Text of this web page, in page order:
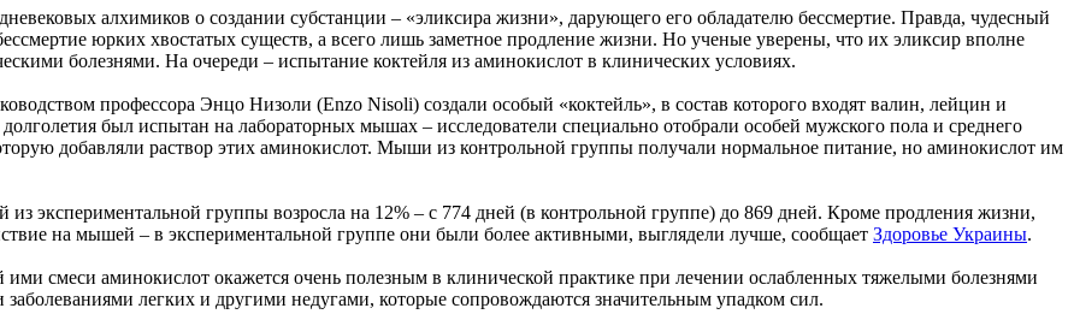
алхимиков о создании субстанции – «эликсира жизни», дарующего его обладателю бессмертие. Правда, чудесный
юрких хвостатых существ, а всего лишь заметное продление жизни. Но ученые уверены, что их эликсир вполне
болезнями. На очереди – испытание коктейля из аминокислот в клинических условиях.
профессора Энцо Низоли (Enzo Nisoli) создали особый «коктейль», в состав которого входят валин, лейцин и
был испытан на лабораторных мышах – исследователи специально отобрали особей мужского пола и среднего
добавляли раствор этих аминокислот. Мыши из контрольной группы получали нормальное питание, но аминокислот им
экспериментальной группы возросла на 12% – с 774 дней (в контрольной группе) до 869 дней. Кроме продления жизни,
на мышей – в экспериментальной группе они были более активными, выглядели лучше, сообщает Здоровье Украины.
смеси аминокислот окажется очень полезным в клинической практике при лечении ослабленных тяжелыми болезнями
легких и другими недугами, которые сопровождаются значительным упадком сил.